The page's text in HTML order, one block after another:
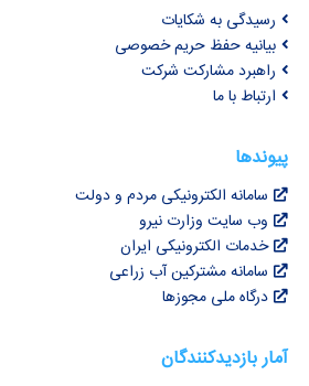
رسیدگی به شکایات
بیانیه حفظ حریم خصوصی
راهبرد مشارکت شرکت
ارتباط با ما
پیوندها
سامانه الکترونیکی مردم و دولت
وب سایت وزارت نیرو
خدمات الکترونیکی ایران
سامانه مشترکین آب زراعی
درگاه ملی مجوزها
آمار بازدیدکنندگان